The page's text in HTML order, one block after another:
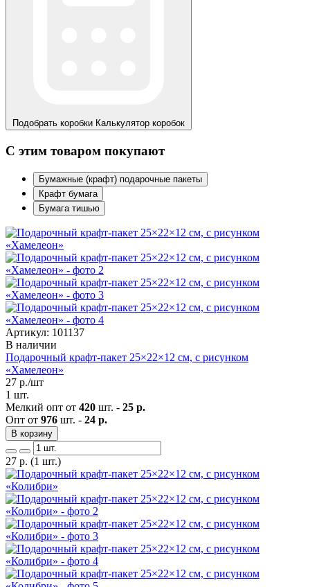
Подобрать коробки Калькулятор коробок
С этим товаром покупают
Бумажные (крафт) подарочные пакеты
Крафт бумага
Бумага тишью
Артикул: 101137
В наличии
Подарочный крафт-пакет 25×22×12 см, с рисунком
«Хамелеон»
27 р./шт
1 шт.
Мелкий опт от 420 шт. - 25 р.
Опт от 976 шт. - 24 р.
В корзину
27 р. (1 шт.)